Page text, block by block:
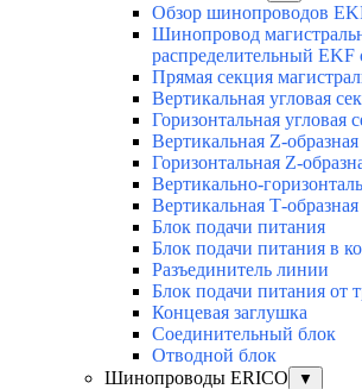
Обзор шинопроводов
Шинопровод
распределительный EKF
Прямая секция
Вертикальная угловая
Горизонтальная угловая
Вертикальная Z-
Горизонтальная Z-
Вертикально-
Вертикальная Т-
Блок подачи питания
Блок подачи питания в
Разъединитель линии
Блок подачи питания от
Концевая заглушка
Соединительный блок
Отводной блок
Шинопроводы ERICO
▼